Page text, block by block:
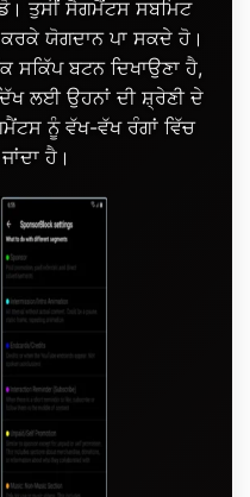
ਤੁਸੀਂ ਸੈਗਮੈਂਟਸ ਸਬਮਿਟ
ਯੋਗਦਾਨ ਪਾ ਸਕਦੇ ਹੋ।
ਬਟਨ ਦਿਖਾਉਣਾ ਹੈ,
ਲਈ ਉਹਨਾਂ ਦੀ ਸ਼੍ਰੇਣੀ ਦੇ
ਨੂੰ ਵੱਖ-ਵੱਖ ਰੰਗਾਂ ਵਿੱਚ
ਹੈ।